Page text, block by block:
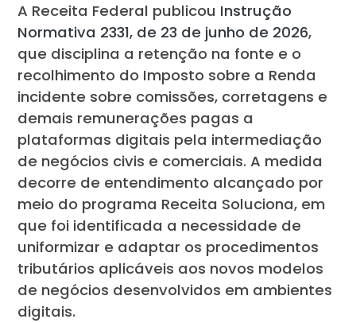
A Receita Federal publicou Instrução
Normativa 2331, de 23 de junho de 2026,
que disciplina a retenção na fonte e o
recolhimento do Imposto sobre a Renda
incidente sobre comissões, corretagens e
demais remunerações pagas a
plataformas digitais pela intermediação
de negócios civis e comerciais. A medida
decorre de entendimento alcançado por
meio do programa Receita Soluciona, em
que foi identificada a necessidade de
uniformizar e adaptar os procedimentos
tributários aplicáveis aos novos modelos
de negócios desenvolvidos em ambientes
digitais.